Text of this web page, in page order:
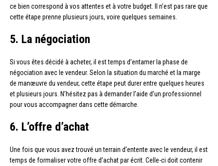
ce bien correspond à vos attentes et à votre budget. Il n’est pas rare que
cette étape prenne plusieurs jours, voire quelques semaines.
5. La négociation
Si vous êtes décidé à acheter, il est temps d’entamer la phase de
négociation avec le vendeur. Selon la situation du marché et la marge
de manœuvre du vendeur, cette étape peut durer entre quelques heures
et plusieurs jours. N’hésitez pas à demander l’aide d’un professionnel
pour vous accompagner dans cette démarche.
6. L’offre d’achat
Une fois que vous avez trouvé un terrain d’entente avec le vendeur, il est
temps de formaliser votre offre d’achat par écrit. Celle-ci doit contenir